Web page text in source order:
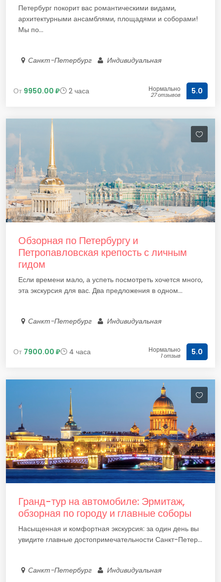
Петербург покорит вас романтическими видами,
архитектурными ансамблями, площадями и соборами!
Мы по...
Санкт-Петербург Индивидуальная
От 9950.00 ₽ 2 часа Нормально
27 отзывов 5.0
Обзорная по Петербургу и
Петропавловская крепость с личным
гидом
Если времени мало, а успеть посмотреть хочется много,
эта экскурсия для вас. Два предложения в одном...
Санкт-Петербург Индивидуальная
От 7900.00 ₽ 4 часа Нормально
1 отзыв 5.0
Гранд-тур на автомобиле: Эрмитаж,
обзорная по городу и главные соборы
Насыщенная и комфортная экскурсия: за один день вы
увидите главные достопримечательности Санкт-Петер...
Санкт-Петербург Индивидуальная